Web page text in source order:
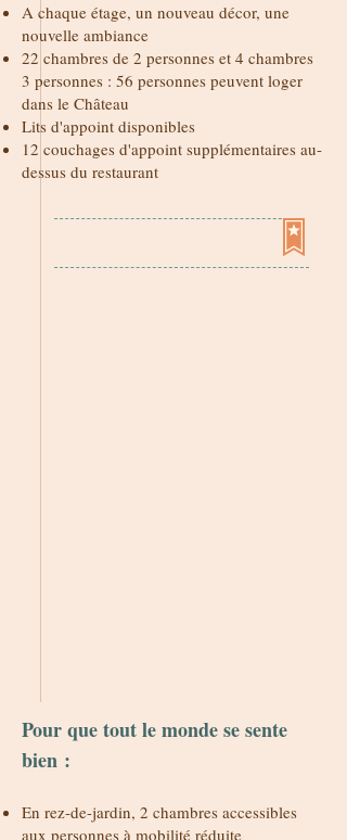
A chaque étage, un nouveau décor, une
nouvelle ambiance
22 chambres de 2 personnes et 4 chambres
3 personnes : 56 personnes peuvent loger
dans le Château
Lits d'appoint disponibles
12 couchages d'appoint supplémentaires au-
dessus du restaurant
Pour que tout le monde se sente
bien :
En rez-de-jardin, 2 chambres accessibles
aux personnes à mobilité réduite